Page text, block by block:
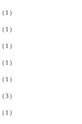
1）
1）
1）
1）
1）
3）
1）